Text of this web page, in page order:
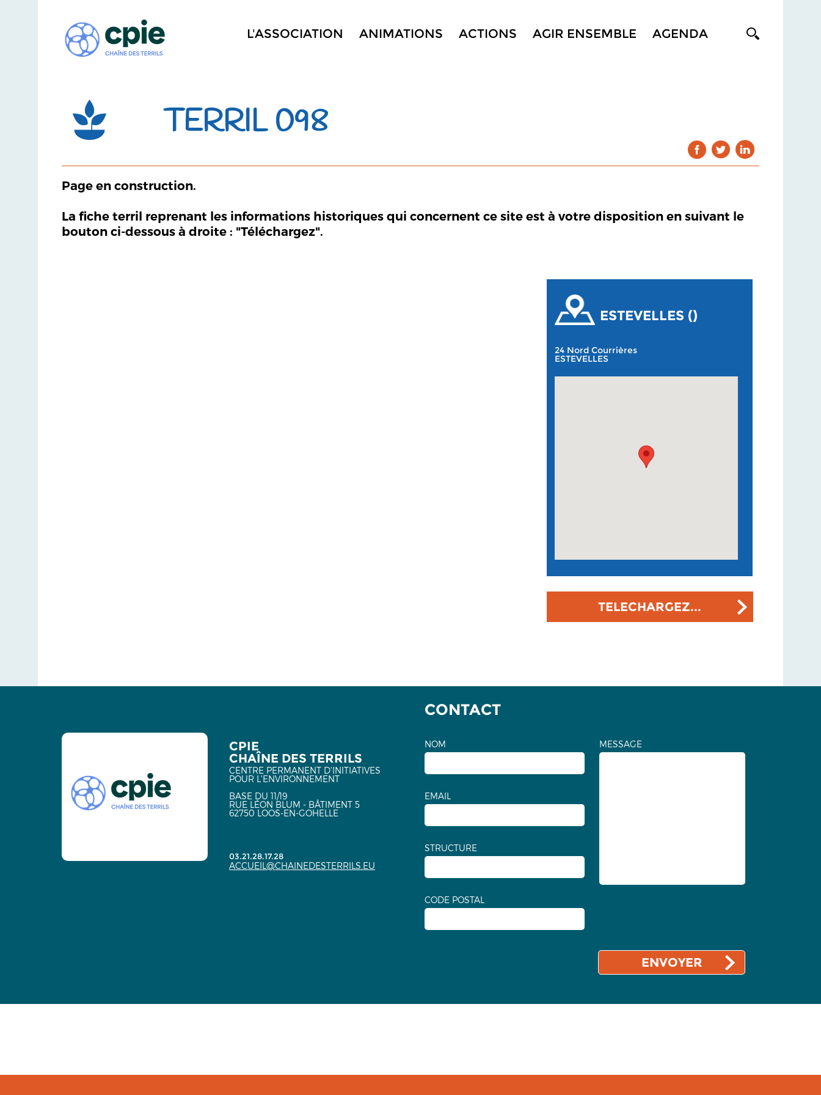
L'ASSOCIATION ANIMATIONS ACTIONS AGIR ENSEMBLE AGENDA
TERRIL 098
Page en construction.
La fiche terril reprenant les informations historiques qui concernent ce site est à votre disposition en suivant le
bouton ci-dessous à droite : "Téléchargez".
ESTEVELLES ()
24 Nord Courrières
ESTEVELLES
TELECHARGEZ...
CPIE
CHAÎNE DES TERRILS
CENTRE PERMANENT D'INITIATIVES
POUR L'ENVIRONNEMENT
BASE DU 11/19
RUE LÉON BLUM - BÂTIMENT 5
62750 LOOS-EN-GOHELLE
03.21.28.17.28
ACCUEIL@CHAINEDESTERRILS.EU
CONTACT
NOM
EMAIL
STRUCTURE
CODE POSTAL
MESSAGE